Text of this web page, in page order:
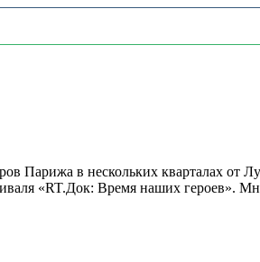
Парижа в нескольких кварталах от
«RT.Док: Время наших героев».